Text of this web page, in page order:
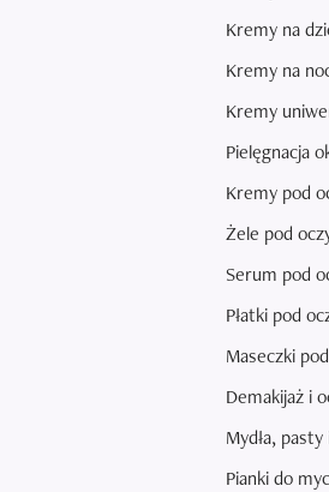
Kremy na
Kremy na
Kremy
Pielęgnacja
Kremy pod
Żele pod
Serum pod
Płatki pod
Maseczki
Demakijaż i
Mydła,
Pianki do